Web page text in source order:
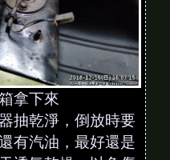
拿下來
抽乾淨，倒放時要
有汽油，最好還是